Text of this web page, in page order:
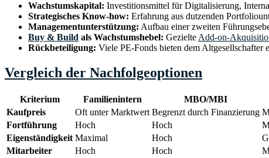
Wachstumskapital: Investitionsmittel für Digitalisierung,
Strategisches Know-how: Erfahrung aus dutzenden
Managementunterstützung: Aufbau einer zweiten
Buy & Build als Wachstumshebel: Gezielte Add-on-
Rückbeteiligung: Viele PE-Fonds bieten dem
Vergleich der Nachfolgeoptionen
Kriterium Familienintern MBO/MBI
Kaufpreis
Oft unter Marktwert Begrenzt durch Finanzierung
Fortführung
Hoch Hoch
Eigenständigkeit Maximal Hoch
Mitarbeiter
Hoch Hoch